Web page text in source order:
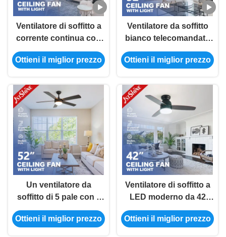
Ventilatore di soffitto a
corrente continua con
luce 3 lame ABS
Riduzione del rumore
Ottieni il miglior prezzo
Ventilatore da soffitto
bianco telecomandato
di velocità del motore 6
di CC con 4 lame del
Ottieni il miglior prezzo
Un ventilatore da
soffitto di 5 pale con il
ventilatore da soffitto
principale moderno a
Ottieni il miglior prezzo
Ventilatore di soffitto a
LED moderno da 42
pollici, reversibile a 6
velocità, con lame MDF
Ottieni il miglior prezzo